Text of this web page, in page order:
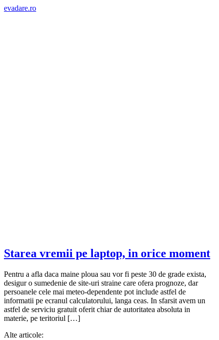
evadare.ro
Starea vremii pe laptop, in orice moment
Pentru a afla daca maine ploua sau vor fi peste 30 de grade exista,
desigur o sumedenie de site-uri straine care ofera prognoze, dar
persoanele cele mai meteo-dependente pot include astfel de
informatii pe ecranul calculatorului, langa ceas. In sfarsit avem un
astfel de serviciu gratuit oferit chiar de autoritatea absoluta in
materie, pe teritoriul […]
Alte articole: